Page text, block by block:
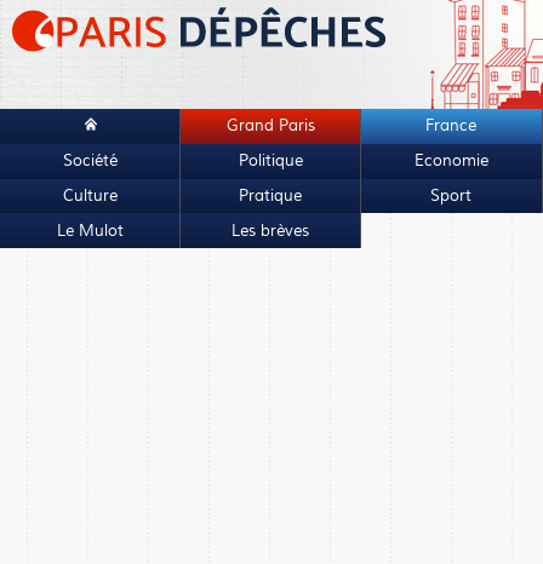
Grand Paris
France
Société
Politique
Economie
Culture
Pratique
Sport
Le Mulot
Les brèves